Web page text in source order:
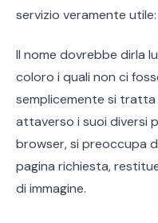
servizio veramente utile:
Il nome dovrebbe dirla
coloro i quali non ci
semplicemente si
attaverso i suoi diversi
browser, si preoccupa
pagina richiesta,
di immagine.